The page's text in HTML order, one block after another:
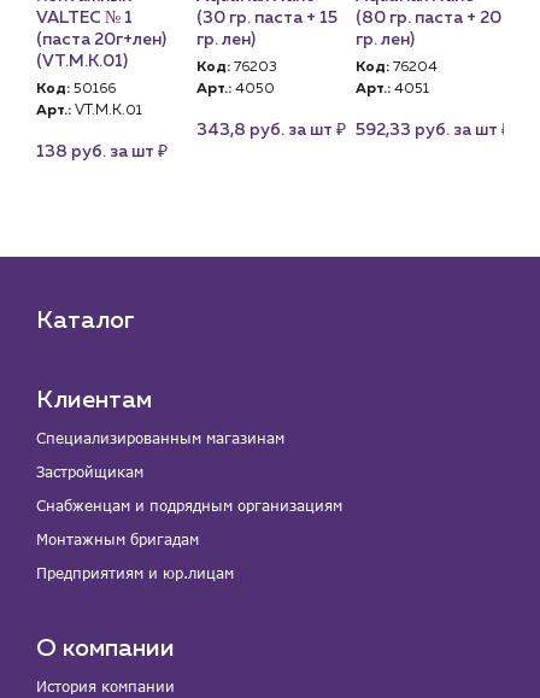
VALTEC № 1
(паста 20г+лен)
(VT.M.K.01)
Код: 50166
Арт.: VT.M.K.01
138 руб. за шт ₽
(30 гр. паста + 15
гр. лен)
Код: 76203
Арт.: 4050
343,8 руб. за шт ₽
(80 гр. паста + 20
гр. лен)
Код: 76204
Арт.: 4051
592,33 руб. за шт₽
Каталог
Клиентам
Специализированным магазинам
Застройщикам
Снабженцам и подрядным организациям
Монтажным бригадам
Предприятиям и юр.лицам
О компании
История компании